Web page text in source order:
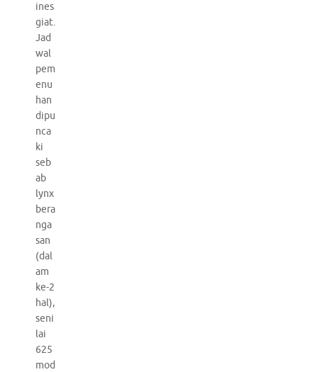
ines
giat.
Jad
wal
pem
enu
han
dipu
nca
ki
seb
ab
lynx
bera
nga
san
(dal
am
ke-2
hal),
seni
lai
625
mod